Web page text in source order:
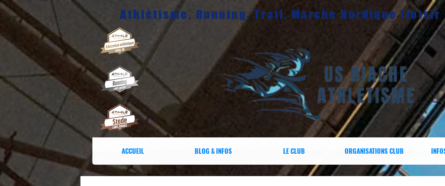
Athlétisme, Running, Trail, Marche Nordique
ACCUEIL BLOG & INFOS LE CLUB ORGANISATIONS CLUB